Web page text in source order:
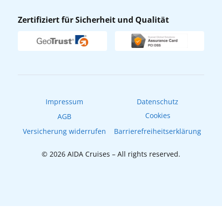
Verhaltens- & Ethikkodex
Newsletter
Zertifiziert für Sicherheit und Qualität
Impressum
Datenschutz
AGB
Cookies
Versicherung widerrufen
Barrierefreiheitserklärung
© 2026 AIDA Cruises – All rights reserved.